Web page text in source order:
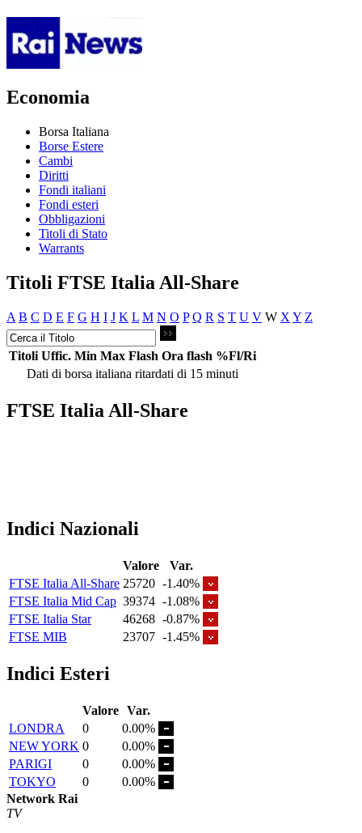
Economia
Borsa Italiana
Borse Estere
Cambi
Diritti
Fondi italiani
Fondi esteri
Obbligazioni
Titoli di Stato
Warrants
Titoli FTSE Italia All-Share
A B C D E F G H I J K L M N O P Q R S T U V W X Y Z
Titoli Uffic. Min Max Flash Ora flash %Fl/Ri
Dati di borsa italiana ritardati di 15 minuti
FTSE Italia All-Share
Indici Nazionali
Valore
Var.
FTSE Italia All-Share 25720 -1.40%
FTSE Italia Mid Cap 39374 -1.08%
FTSE Italia Star
46268 -0.87%
FTSE MIB
23707 -1.45%
Indici Esteri
Valore Var.
LONDRA
0
0.00%
NEW YORK 0
0.00%
PARIGI
0
0.00%
TOKYO
0
0.00%
Network Rai
TV